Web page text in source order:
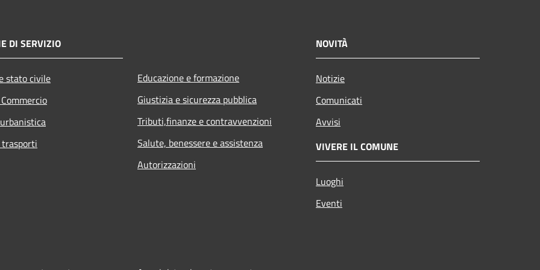
DI SERVIZIO
stato civile
Educazione e formazione
Giustizia e sicurezza pubblica
Tributi,finanze e contravvenzioni
Salute, benessere e assistenza
Autorizzazioni
NOVITÀ
Notizie
Comunicati
Avvisi
VIVERE IL COMUNE
Luoghi
Eventi